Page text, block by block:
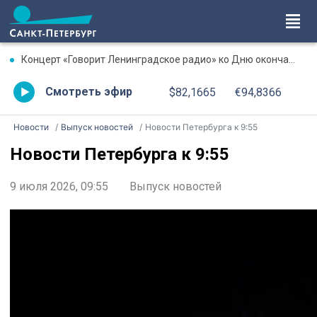
Концерт «Говорит Ленинградское радио» ко Дню окончания Ленинградской битвы. Онлайн-трансляция
Смотреть эфир $82,1665 €94,8366
Новости Выпуск новостей Новости Петербурга к 9:55
Новости Петербурга к 9:55
9 июля 2026, 09:55 Выпуск новостей